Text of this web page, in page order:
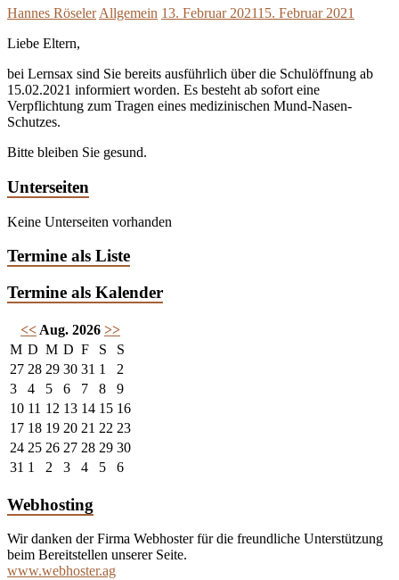
Hannes Röseler Allgemein 13. Februar 202115. Februar 2021
Liebe Eltern,
bei Lernsax sind Sie bereits ausführlich über die Schulöffnung ab
15.02.2021 informiert worden. Es besteht ab sofort eine
Verpflichtung zum Tragen eines medizinischen Mund-Nasen-
Schutzes.
Bitte bleiben Sie gesund.
Unterseiten
Keine Unterseiten vorhanden
Termine als Liste
Termine als Kalender
<< Aug. 2026 >>
M D M D F S
S
27 28 29 30 31 1
2
3
4 5 6 7 8
9
10 11 12 13 14 15 16
17 18 19 20 21 22 23
24 25 26 27 28 29 30
31 1 2 3 4 5 6
Webhosting
Wir danken der Firma Webhoster für die freundliche Unterstützung
beim Bereitstellen unserer Seite.
www.webhoster.ag